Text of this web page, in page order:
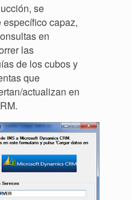
se
capaz,
en
las
de los cubos y
que
actualizan en